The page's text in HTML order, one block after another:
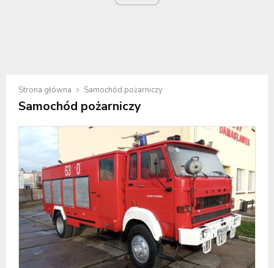
Strona główna Samochód pożarniczy
Samochód pożarniczy